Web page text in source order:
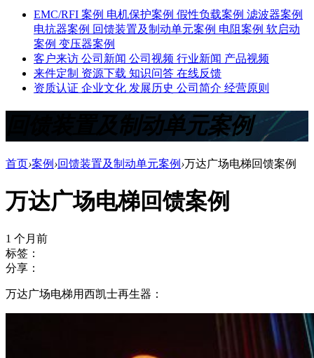
EMC/RFI 案例 电机保护案例 假性负载案例 滤波器案例
电抗器案例 回馈装置及制动单元案例 电阻案例 软启动
案例 变压器案例
客户来访 公司新闻 公司视频 行业新闻 产品视频
来件定制 资源下载 知识问答 在线反馈
资质认证 企业文化 发展历史 公司简介 经营原则
回馈装置及制动单元案例
首页›案例 ›回馈装置及制动单元案例 ›万达广场电梯回馈案例
万达广场电梯回馈案例
1 个月前
标签：
分享：
万达广场电梯用西凯士再生器：